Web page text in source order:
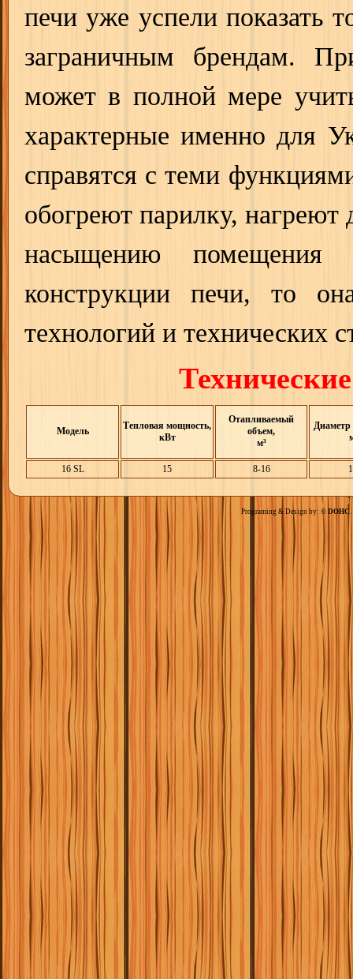
печи уже успели показать
заграничным брендам.
может в полной мере
характерные именно для
справятся с теми
обогреют парилку, нагреют
насыщению помещения
конструкции печи, то
технологий и технических
Модель
Тепловая мощность,
кВт
Отапливаемый
объем,
м³
Диаметр
16 SL 15 8-16
Programing & Design by: © DOHC.